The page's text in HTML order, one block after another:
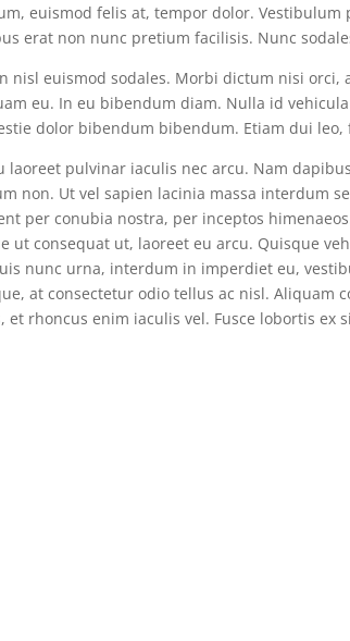
euismod felis at, tempor dolor.
erat non nunc pretium facilisis. Nunc
nisl euismod sodales. Morbi dictum nisi
eu. In eu bibendum diam. Nulla id
dolor bibendum bibendum. Etiam dui
laoreet pulvinar iaculis nec arcu. Nam
non. Ut vel sapien lacinia massa interdum
per conubia nostra, per inceptos
ut consequat ut, laoreet eu arcu. Quisque
nunc urna, interdum in imperdiet eu,
at consectetur odio tellus ac nisl.
et rhoncus enim iaculis vel. Fusce lobortis ex